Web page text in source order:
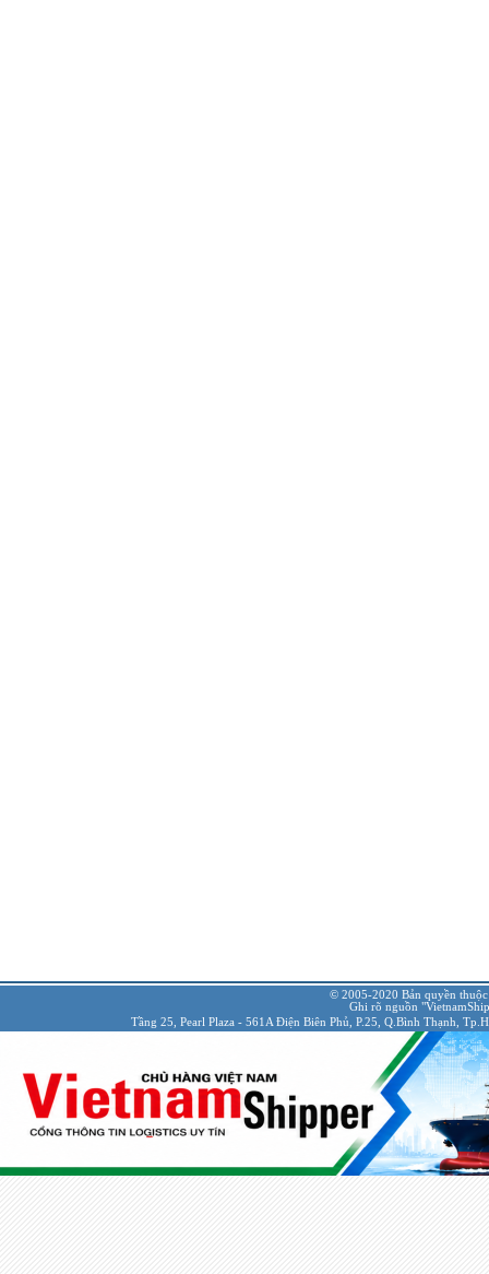
© 2005-2020 Bản quyền
Ghi rõ nguồn
Tầng 25, Pearl Plaza - 561A Điện Biên Phủ, P.25, Q.Bình Thạnh,